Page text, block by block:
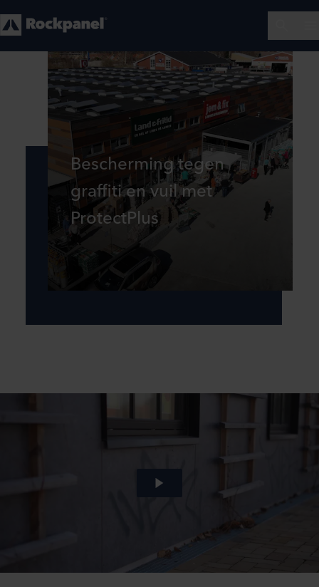
Bescherming tegen
graffiti en vuil met
ProtectPlus